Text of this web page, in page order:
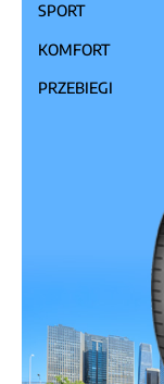
SPORT
KOMFORT
PRZEBIEGI